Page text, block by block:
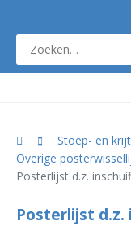
Stoep- en
Overige
Posterlijst d.z.
Posterlijst d.z.